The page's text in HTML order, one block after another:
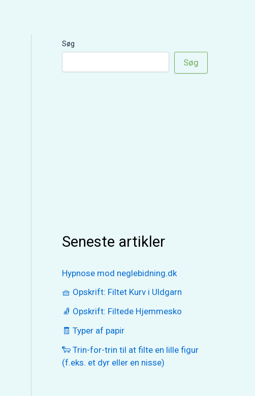
Søg
Søg
Seneste artikler
Hypnose mod neglebidning.dk
🧺 Opskrift: Filtet Kurv i Uldgarn
🧦 Opskrift: Filtede Hjemmesko
🧾 Typer af papir
🐑 Trin-for-trin til at filte en lille figur
(f.eks. et dyr eller en nisse)